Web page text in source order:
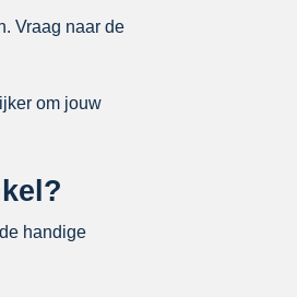
Vraag naar de
om jouw
handige